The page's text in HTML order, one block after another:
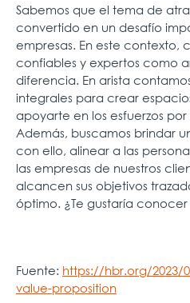
Sabemos que el tema de
convertido en un desafío
empresas. En este contexto,
confiables y expertos como
diferencia. En arista
integrales para crear
apoyarte en los esfuerzos
Además, buscamos brindar
con ello, alinear a las
las empresas de nuestros
alcancen sus objetivos
óptimo. ¿Te gustaría conocer
Fuente: https://hbr.org/2023/
value-proposition